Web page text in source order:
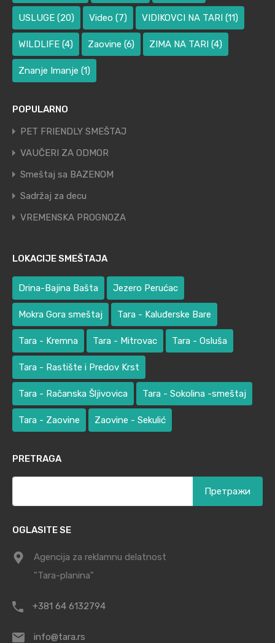
USLUGE (20) Video (7) VIDIKOVCI NA TARI (11)
WILDLIFE (4) Zaovine (6) ZIMA NA TARI (4)
Znanje Imanje (1)
POPULARNO
PET FRIENDLY SMEŠTAJ
VAUČERI ZA ODMOR
Smeštaj sa BAZENOM
Sadržaj za decu
VREMENSKA PROGNOZA
LOKACIJE SMEŠTAJA
Drina-Bajina Bašta Jezero Perućac
Mokra Gora smeštaj Tara - Kaluđerske Bare
Tara - Kremna Tara - Mitrovac Tara - Osluša
Tara - Rastište i Predov Krst
Tara - Račanska Šljivovica Tara - Sokolina -smeštaj
Tara - Zaovine Zaovine - Sekulić
PRETRAGA
OGLASITE SE
Agencija za reklamnu delatnost
"Tara-planina"
+381 64 6132794
info@tara.rs